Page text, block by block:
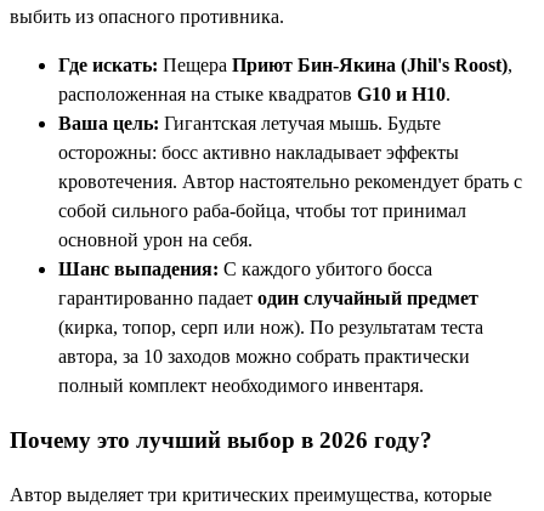
выбить из опасного противника.
Где искать: Пещера Приют Бин-Якина (Jhil's Roost),
расположенная на стыке квадратов G10 и H10.
Ваша цель: Гигантская летучая мышь. Будьте
осторожны: босс активно накладывает эффекты
кровотечения. Автор настоятельно рекомендует брать с
собой сильного раба-бойца, чтобы тот принимал
основной урон на себя.
Шанс выпадения: С каждого убитого босса
гарантированно падает один случайный предмет
(кирка, топор, серп или нож). По результатам теста
автора, за 10 заходов можно собрать практически
полный комплект необходимого инвентаря.
Почему это лучший выбор в 2026 году?
Автор выделяет три критических преимущества, которые